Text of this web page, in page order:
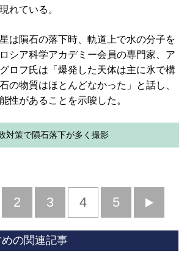
れている。
は隕石の落下時、軌道上で水の分子を
シア科学アカデミー会員の専門家、ア
ロフ氏は「爆発した天体は主に氷で構
の物質はほとんどなかった」と話し、
性があることを示唆した。
対策で隕石落下が多く撮影
2 3 4 5
へ
の関連記事